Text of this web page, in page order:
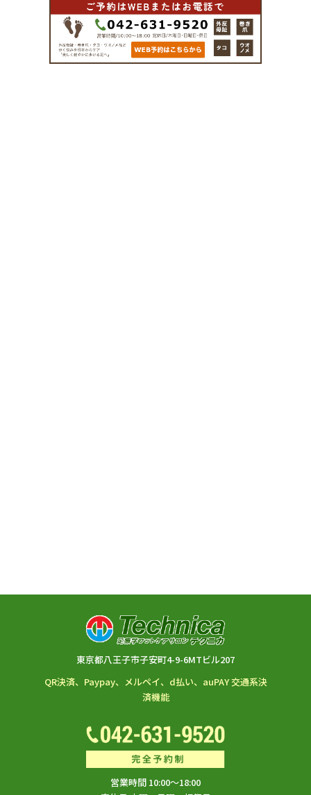
東京都八王子市子安町4-9-6MTビル207
QR決済、Paypay、メルペイ、d払い、auPAY 交通系決
済機能
営業時間 10:00～18:00